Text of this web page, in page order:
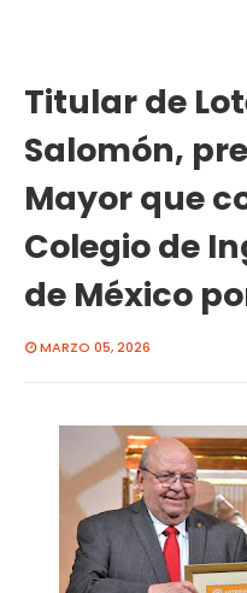
Titular de
Salomón,
Mayor que
Colegio de
de México
MARZO 05, 2026